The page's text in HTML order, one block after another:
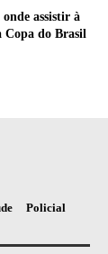
assistir à
do Brasil
Policial